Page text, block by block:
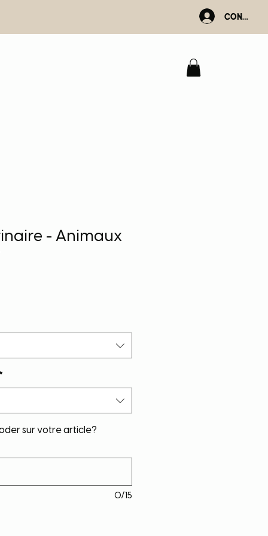
- Animaux
sur votre article?
0/15